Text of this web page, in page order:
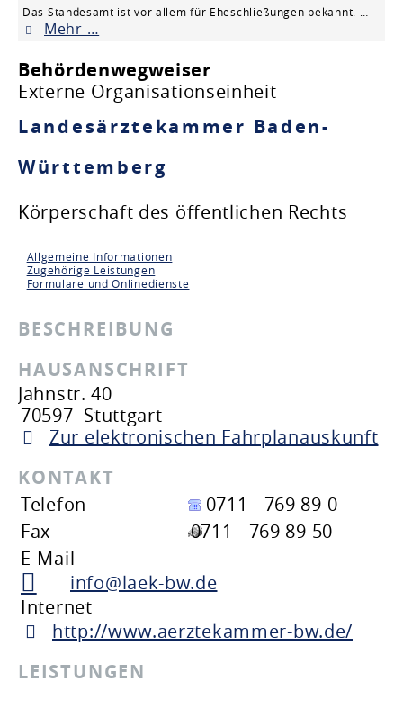
Das Standesamt ist vor allem für Eheschließungen bekannt. …
Mehr …
Behördenwegweiser
Externe Organisationseinheit
Landesärztekammer Baden-
Württemberg
Körperschaft des öffentlichen Rechts
Allgemeine Informationen
Zugehörige Leistungen
Formulare und Onlinedienste
BESCHREIBUNG
HAUSANSCHRIFT
Jahnstr. 40
70597 Stuttgart
Zur elektronischen Fahrplanauskunft
KONTAKT
Telefon
0711 - 769 89 0
Fax
0711 - 769 89 50
E-Mail
info@laek-bw.de
Internet
http://www.aerztekammer-bw.de/
LEISTUNGEN